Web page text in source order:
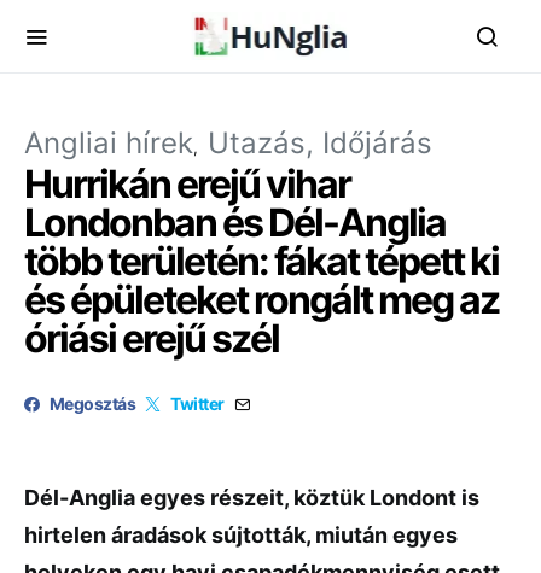
Angliai hírek Utazás, Időjárás
Hurrikán erejű vihar
Londonban és Dél-Anglia
több területén: fákat tépett ki
és épületeket rongált meg az
óriási erejű szél
Megosztás Twitter
Dél-Anglia egyes részeit, köztük Londont is
hirtelen áradások sújtották, miután egyes